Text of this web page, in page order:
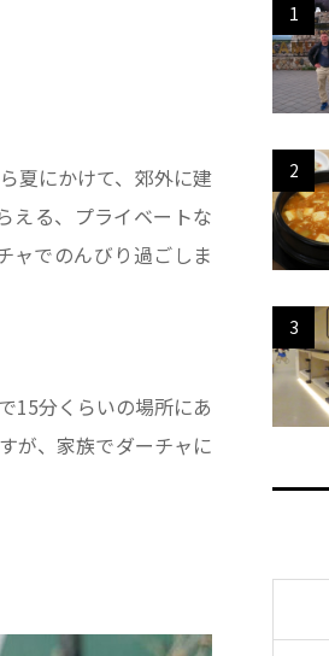
夏にかけて、郊外に建
える、プライベートな
ャでのんびり過ごしま
15分くらいの場所にあ
が、家族でダーチャに
1
2
3